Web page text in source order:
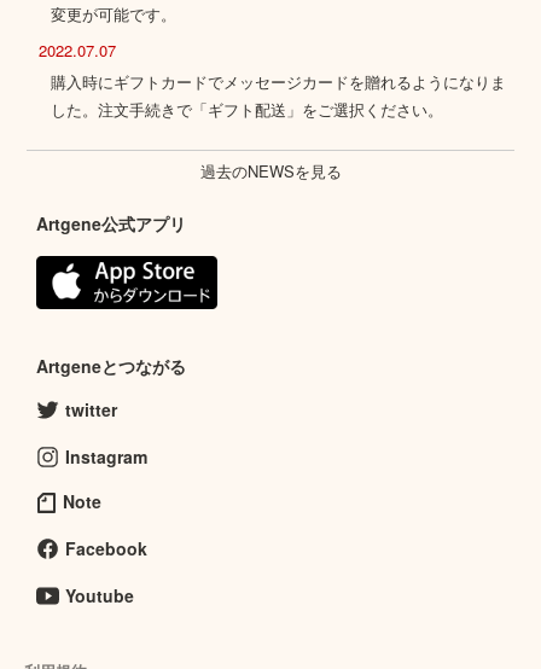
変更が可能です。
2022.07.07
購入時にギフトカードでメッセージカードを贈れるようになりま
した。注文手続きで「ギフト配送」をご選択ください。
過去のNEWSを見る
Artgene公式アプリ
Artgeneとつながる
twitter
Instagram
Note
Facebook
Youtube